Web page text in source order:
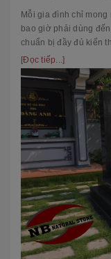
Mỗi gia đình chỉ
bao giờ phải dùng
chuẩn bị đầy đủ kiến
phầ...
[Đọc tiếp...]